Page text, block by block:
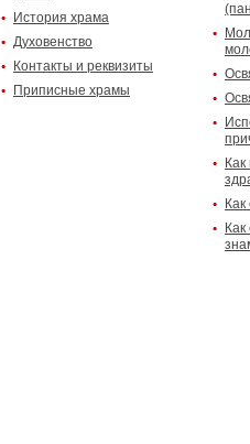
История храма
Духовенство
Контакты и реквизиты
Приписные храмы
Как